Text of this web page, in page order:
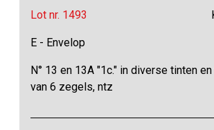
Lot nr. 1493
E - Envelop
N° 13 en 13A "1c." in diverse tinten
van 6 zegels, ntz